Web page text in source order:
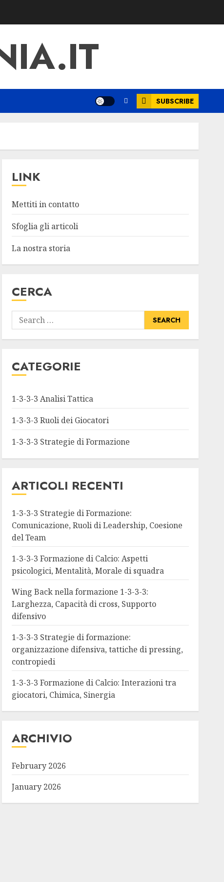
SUBSCRIBE
LINK
Mettiti in contatto
Sfoglia gli articoli
La nostra storia
CERCA
Search
for:
CATEGORIE
1-3-3-3 Analisi Tattica
1-3-3-3 Ruoli dei Giocatori
1-3-3-3 Strategie di Formazione
ARTICOLI RECENTI
1-3-3-3 Strategie di Formazione:
Comunicazione, Ruoli di Leadership, Coesione
del Team
1-3-3-3 Formazione di Calcio: Aspetti
psicologici, Mentalità, Morale di squadra
Wing Back nella formazione 1-3-3-3:
Larghezza, Capacità di cross, Supporto
difensivo
1-3-3-3 Strategie di formazione:
organizzazione difensiva, tattiche di pressing,
contropiedi
1-3-3-3 Formazione di Calcio: Interazioni tra
giocatori, Chimica, Sinergia
ARCHIVIO
February 2026
January 2026